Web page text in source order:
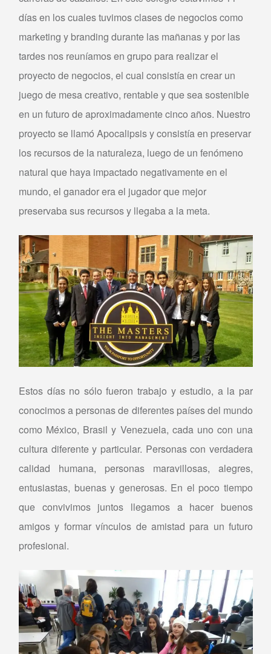
días en los cuales tuvimos clases de negocios como
marketing y branding durante las mañanas y por las
tardes nos reuníamos en grupo para realizar el
proyecto de negocios, el cual consistía en crear un
juego de mesa creativo, rentable y que sea sostenible
en un futuro de aproximadamente cinco años. Nuestro
proyecto se llamó Apocalipsis y consistía en preservar
los recursos de la naturaleza, luego de un fenómeno
natural que haya impactado negativamente en el
mundo, el ganador era el jugador que mejor
preservaba sus recursos y llegaba a la meta.
Estos días no sólo fueron trabajo y estudio, a la par
conocimos a personas de diferentes países del mundo
como México, Brasil y Venezuela, cada uno con una
cultura diferente y particular. Personas con verdadera
calidad humana, personas maravillosas, alegres,
entusiastas, buenas y generosas. En el poco tiempo
que convivimos juntos llegamos a hacer buenos
amigos y formar vínculos de amistad para un futuro
profesional.